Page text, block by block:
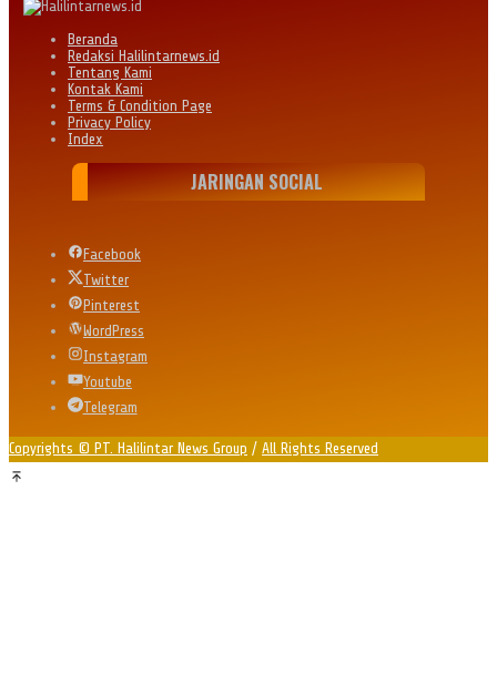
Beranda
Redaksi Halilintarnews.id
Tentang Kami
Kontak Kami
Terms & Condition Page
Privacy Policy
Index
JARINGAN SOCIAL
Facebook
Twitter
Pinterest
WordPress
Instagram
Youtube
Telegram
Copyrights © PT. Halilintar News Group / All Rights Reserved